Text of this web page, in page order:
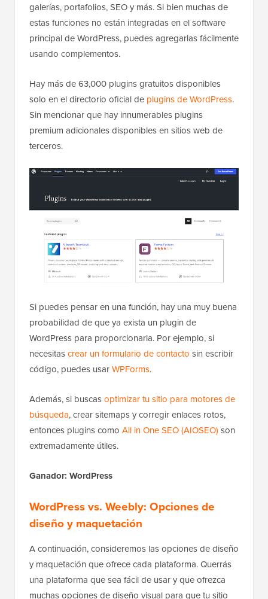
galerías, portafolios, SEO y más. Si bien muchas de
estas funciones no están integradas en el software
principal de WordPress, puedes agregarlas fácilmente
usando complementos.
Hay más de 63,000 plugins gratuitos disponibles
solo en el directorio oficial de plugins de WordPress.
Sin mencionar que hay innumerables plugins
premium adicionales disponibles en sitios web de
terceros.
Si puedes pensar en una función, hay una muy buena
probabilidad de que ya exista un plugin de
WordPress para proporcionarla. Por ejemplo, si
necesitascrear un formulario de contacto sin escribir
código, puedes usarWPForms.
Además, si buscasoptimizar tu sitio para motores de
búsqueda, crear sitemaps y corregir enlaces rotos,
entonces plugins como All in One SEO (AIOSEO) son
extremadamente útiles.
Ganador: WordPress
WordPress vs. Weebly: Opciones de
diseño y maquetación
A continuación, consideremos las opciones de diseño
y maquetación que ofrece cada plataforma. Querrás
una plataforma que sea fácil de usar y que ofrezca
muchas opciones de diseño visual para que tu sitio